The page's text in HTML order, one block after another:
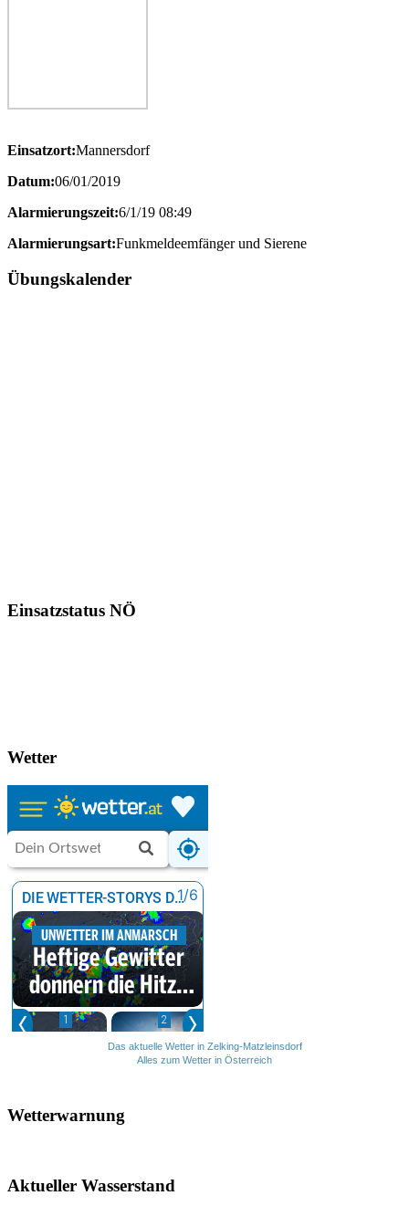
Einsatzort:Mannersdorf
Datum:06/01/2019
Alarmierungszeit:6/1/19 08:49
Alarmierungsart:Funkmeldeemfänger und Sierene
Übungskalender
Einsatzstatus NÖ
Wetter
Das aktuelle Wetter in Zelking-Matzleinsdorf
Alles zum Wetter in Österreich
Wetterwarnung
Aktueller Wasserstand